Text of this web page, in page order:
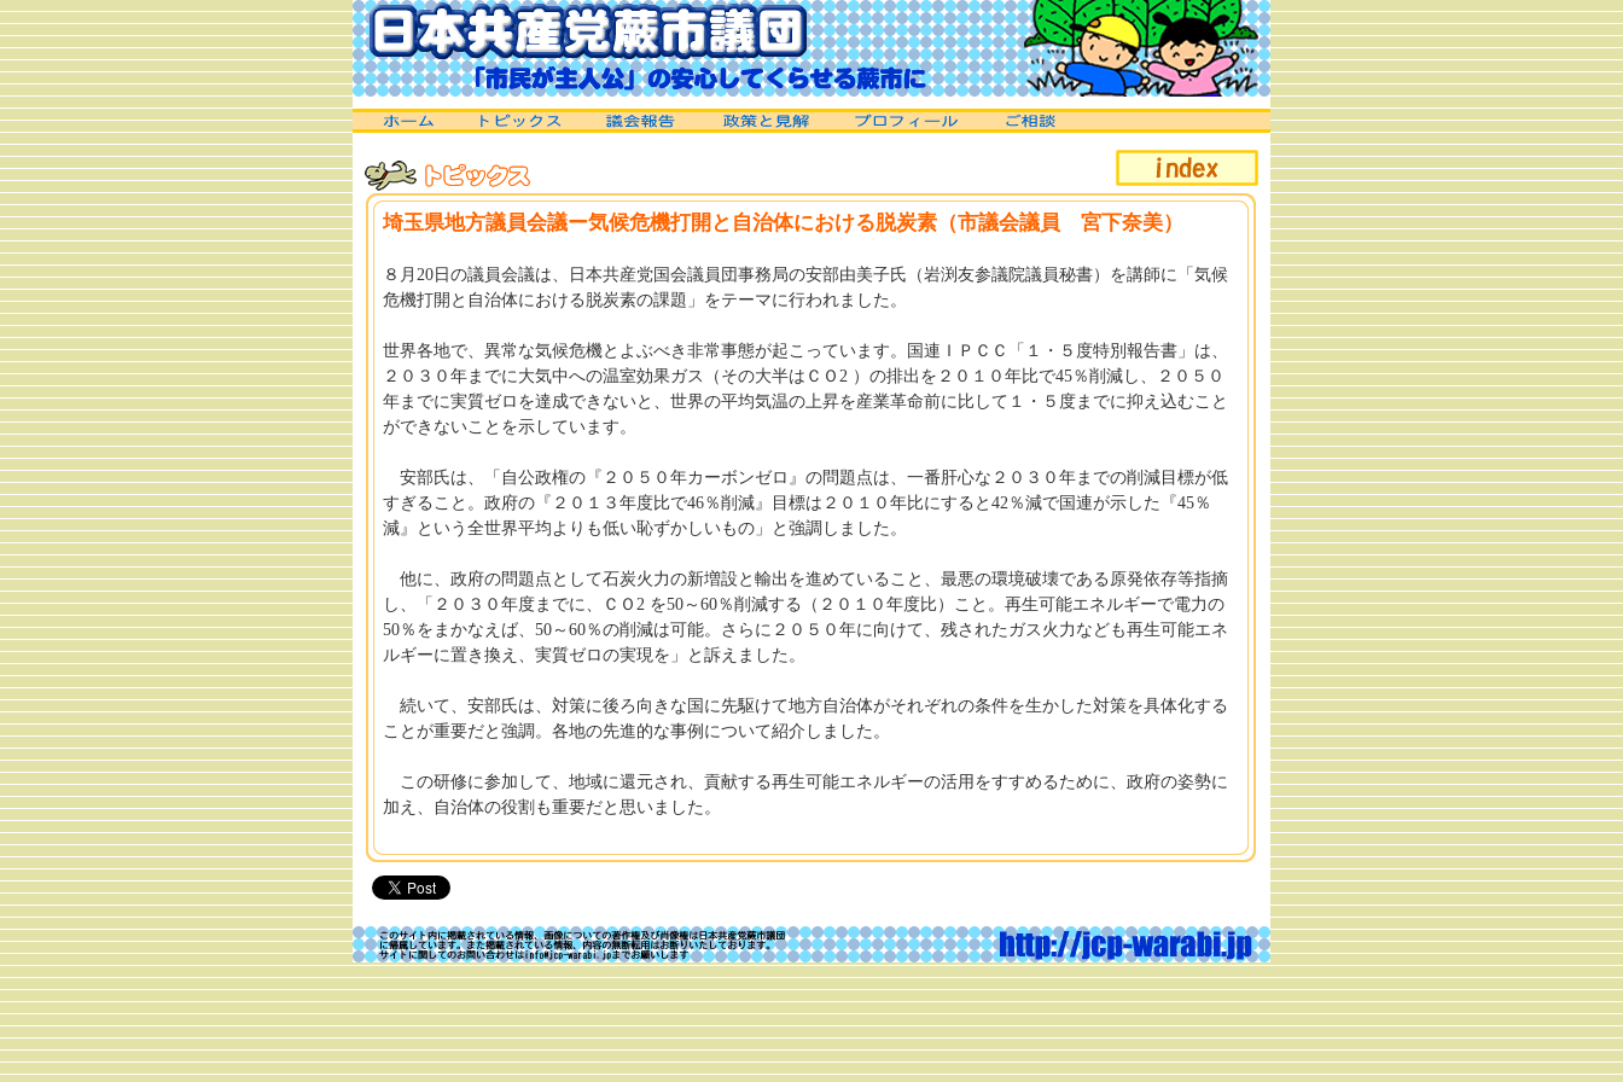
埼玉県地方議員会議ー気候危機打開と自治体における脱炭素（市議会議員 宮下奈美）
８月20日の議員会議は、日本共産党国会議員団事務局の安部由美子氏（岩渕友参議院議員秘書）を講師に「気候
危機打開と自治体における脱炭素の課題」をテーマに行われました。
世界各地で、異常な気候危機とよぶべき非常事態が起こっています。国連ＩＰＣＣ「１・５度特別報告書」は、
２０３０年までに大気中への温室効果ガス（その大半はＣＯ2 ）の排出を２０１０年比で45％削減し、２０５０
年までに実質ゼロを達成できないと、世界の平均気温の上昇を産業革命前に比して１・５度までに抑え込むこと
ができないことを示しています。
安部氏は、「自公政権の『２０５０年カーボンゼロ』の問題点は、一番肝心な２０３０年までの削減目標が低
すぎること。政府の『２０１３年度比で46％削減』目標は２０１０年比にすると42％減で国連が示した『45％
減』という全世界平均よりも低い恥ずかしいもの」と強調しました。
他に、政府の問題点として石炭火力の新増設と輸出を進めていること、最悪の環境破壊である原発依存等指摘
し、「２０３０年度までに、ＣＯ2 を50～60％削減する（２０１０年度比）こと。再生可能エネルギーで電力の
50％をまかなえば、50～60％の削減は可能。さらに２０５０年に向けて、残されたガス火力なども再生可能エネ
ルギーに置き換え、実質ゼロの実現を」と訴えました。
続いて、安部氏は、対策に後ろ向きな国に先駆けて地方自治体がそれぞれの条件を生かした対策を具体化する
ことが重要だと強調。各地の先進的な事例について紹介しました。
この研修に参加して、地域に還元され、貢献する再生可能エネルギーの活用をすすめるために、政府の姿勢に
加え、自治体の役割も重要だと思いました。